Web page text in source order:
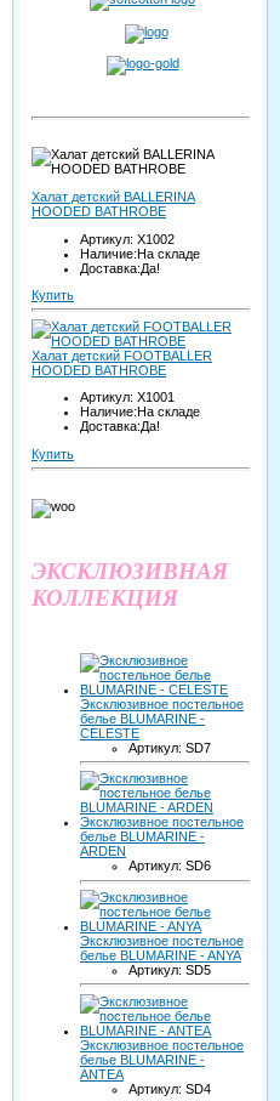
Халат детский BALLERINA
HOODED BATHROBE
Артикул: X1002
Наличие:На складе
Доставка:Да!
Купить
Халат детский FOOTBALLER
HOODED BATHROBE
Артикул: X1001
Наличие:На складе
Доставка:Да!
Купить
ЭКСКЛЮЗИВНАЯ
КОЛЛЕКЦИЯ
Эксклюзивное постельное
белье BLUMARINE -
CELESTE
Артикул: SD7
Эксклюзивное постельное
белье BLUMARINE -
ARDEN
Артикул: SD6
Эксклюзивное постельное
белье BLUMARINE - ANYA
Артикул: SD5
Эксклюзивное постельное
белье BLUMARINE -
ANTEA
Артикул: SD4